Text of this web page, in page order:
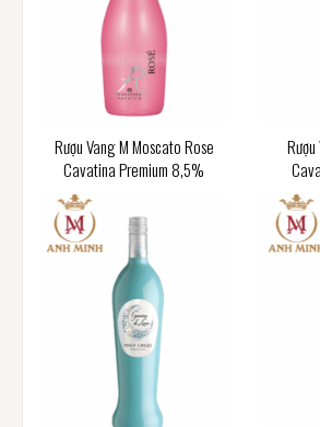
Rượu Vang M Moscato Rose
Cavatina Premium 8,5%